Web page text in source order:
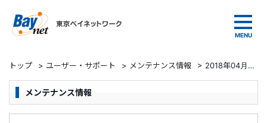
トップ > ユーザー・サポート > メンテナンス情報 > 2018年04月09日（月）02:00～4:00 【江東区潮見】
メンテナンス情報